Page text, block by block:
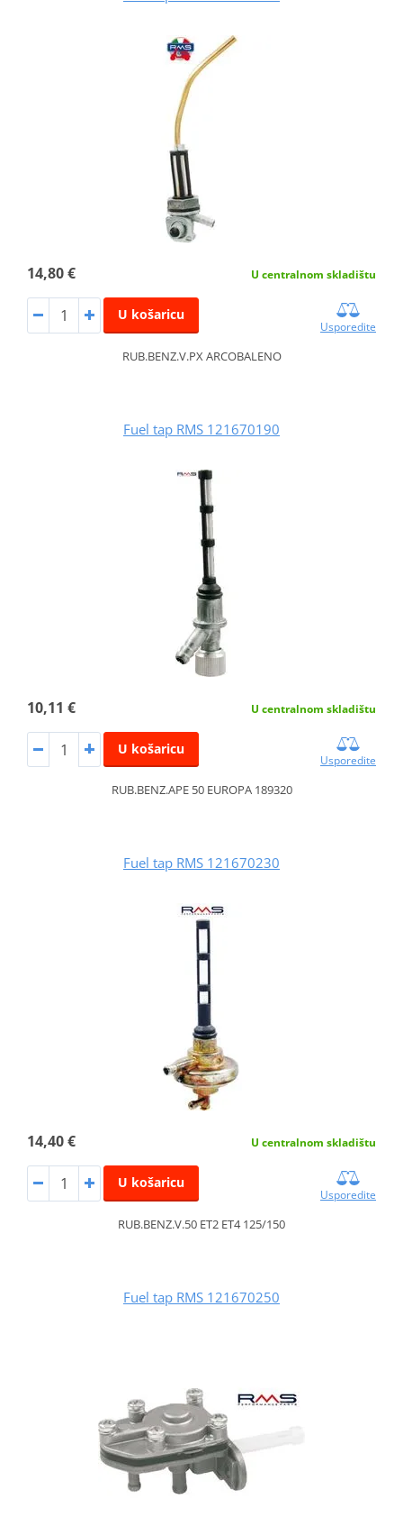
14,80 € U centralnom skladištu
U košaricu
Usporedite
RUB.BENZ.V.PX ARCOBALENO
Fuel tap RMS 121670190
10,11 € U centralnom skladištu
U košaricu
Usporedite
RUB.BENZ.APE 50 EUROPA 189320
Fuel tap RMS 121670230
14,40 € U centralnom skladištu
U košaricu
Usporedite
RUB.BENZ.V.50 ET2 ET4 125/150
Fuel tap RMS 121670250